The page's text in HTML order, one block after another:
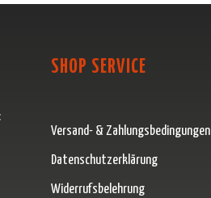
SHOP SERVICE
Versand- & Zahlungsbedingungen
Datenschutzerklärung
Widerrufsbelehrung